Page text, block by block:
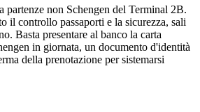
partenze non Schengen del Terminal 2B.
il controllo passaporti e la sicurezza, sali
Basta presentare al banco la carta
in giornata, un documento d'identità
della prenotazione per sistemarsi